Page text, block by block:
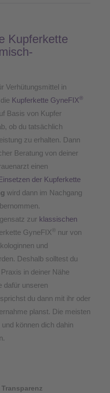
Kupferkette
Verhütungsmittel in
Kupferkette GyneFIX®
Basis von Kupfer
ob du tatsächlich
zu erhalten. Dann
Beratung von deiner
einen
Einsetzen der Kupferkette
wird dann im Nachgang
zur klassischen
GyneFIX ® nur von
und
Deshalb solltest du
in deiner Nähe
dafür unseren
du dann mit ihr oder
planst. Die meisten
können dich dahin